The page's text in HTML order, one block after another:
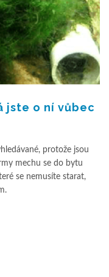
jste o ní vůbec
protože jsou
mechu se do bytu
se nemusíte starat,